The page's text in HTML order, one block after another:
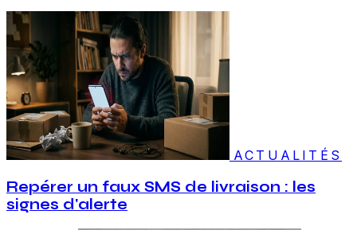
ACTUALITÉS
Repérer un faux SMS de livraison : les
signes d'alerte